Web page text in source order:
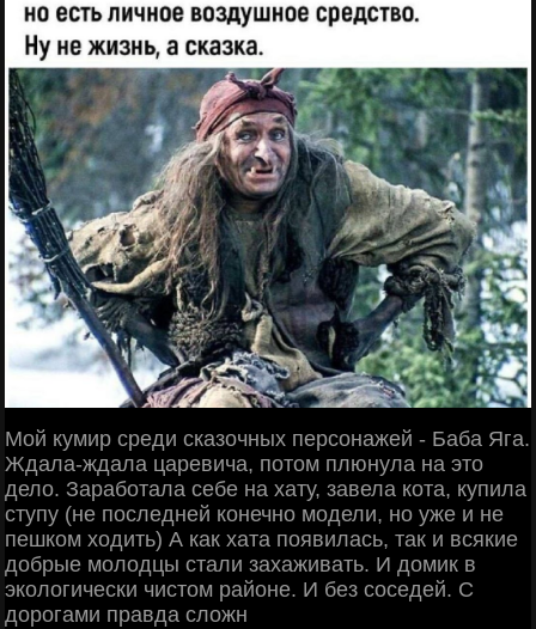
Мой кумир среди сказочных персонажей - Баба Яга.
Ждала-ждала царевича, потом плюнула на это
дело. Заработала себе на хату, завела кота, купила
ступу (не последней конечно модели, но уже и не
пешком ходить) А как хата появилась, так и всякие
добрые молодцы стали захаживать. И домик в
экологически чистом районе. И без соседей. С
дорогами правда сложн